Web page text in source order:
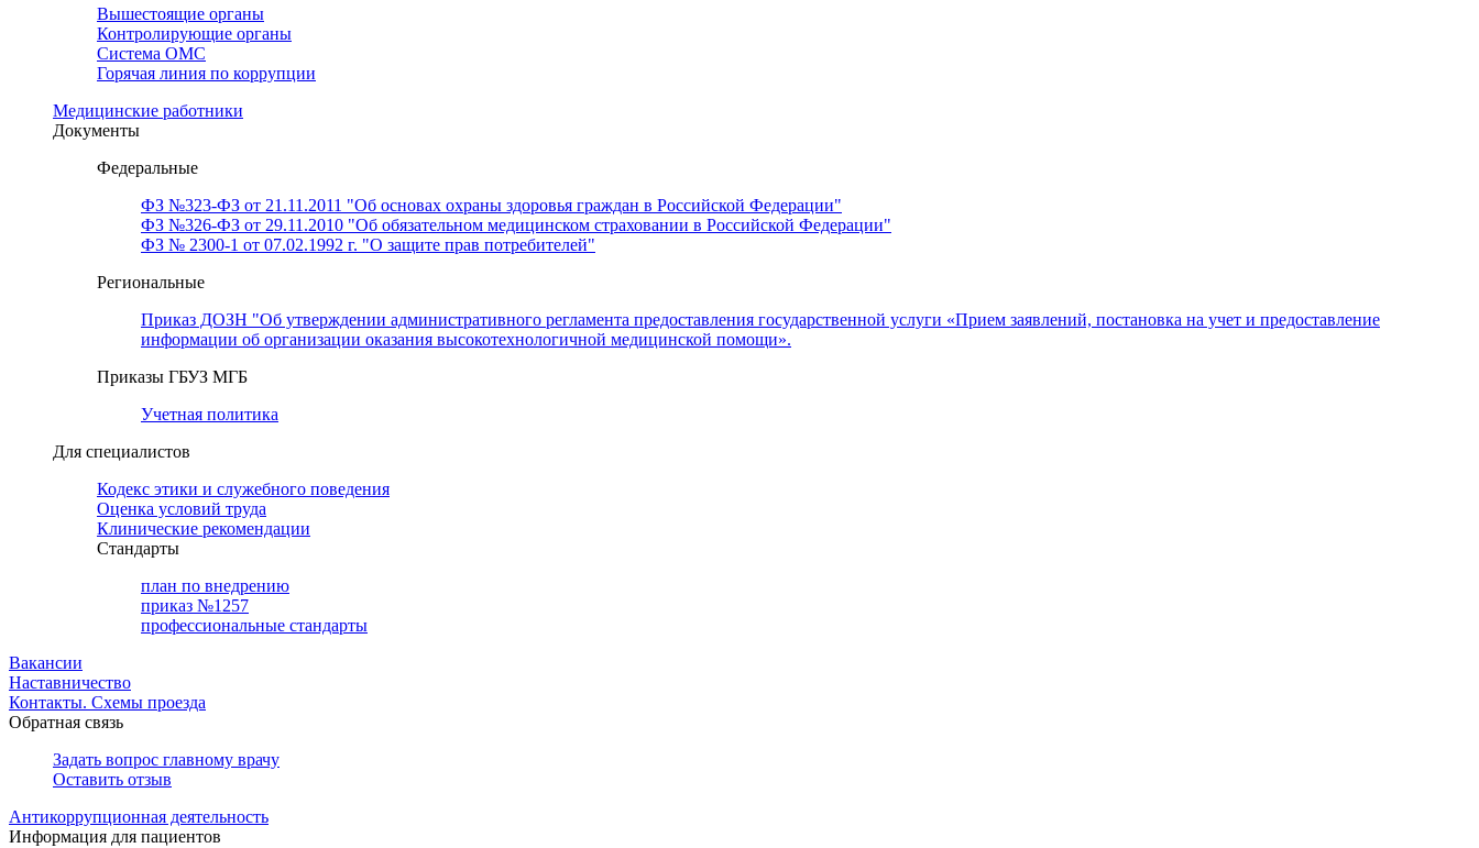
Вышестоящие органы
Контролирующие органы
Система ОМС
Горячая линия по коррупции
Медицинские работники
Документы
Федеральные
ФЗ №323-ФЗ от 21.11.2011 "Об основах охраны здоровья граждан в Российской Федерации"
ФЗ №326-ФЗ от 29.11.2010 "Об обязательном медицинском страховании в Российской Федерации"
ФЗ № 2300-1 от 07.02.1992 г. "О защите прав потребителей"
Региональные
Приказ ДОЗН "Об утверждении административного регламента предоставления государственной услуги «Прием заявлений, постановка на учет и предоставление
информации об организации оказания высокотехнологичной медицинской помощи».
Приказы ГБУЗ МГБ
Учетная политика
Для специалистов
Кодекс этики и служебного поведения
Оценка условий труда
Клинические рекомендации
Cтандарты
план по внедрению
приказ №1257
профессиональные стандарты
Вакансии
Наставничество
Контакты. Схемы проезда
Обратная связь
Задать вопрос главному врачу
Оставить отзыв
Антикоррупционная деятельность
Информация для пациентов